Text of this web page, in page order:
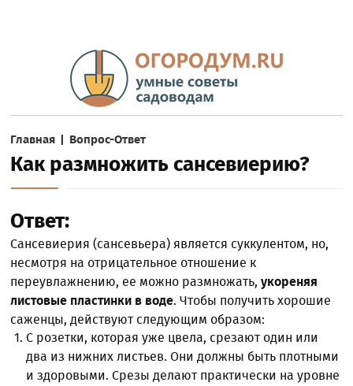
Главная | Вопрос-Ответ
Как размножить сансевиерию?
Ответ:
Сансевиерия (сансевьера) является суккулентом, но,
несмотря на отрицательное отношение к
переувлажнению, ее можно размножать,укореняя
листовые пластинки в воде. Чтобы получить хорошие
саженцы, действуют следующим образом:
С розетки, которая уже цвела, срезают один или
два из нижних листьев. Они должны быть плотными
и здоровыми. Срезы делают практически на уровне